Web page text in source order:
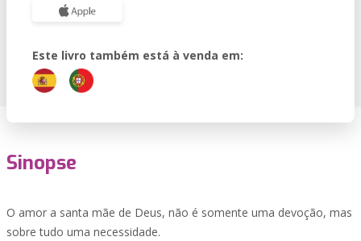
Este livro também está à venda em:
Sinopse
O amor a santa mãe de Deus, não é somente uma devoção, mas
sobre tudo uma necessidade.